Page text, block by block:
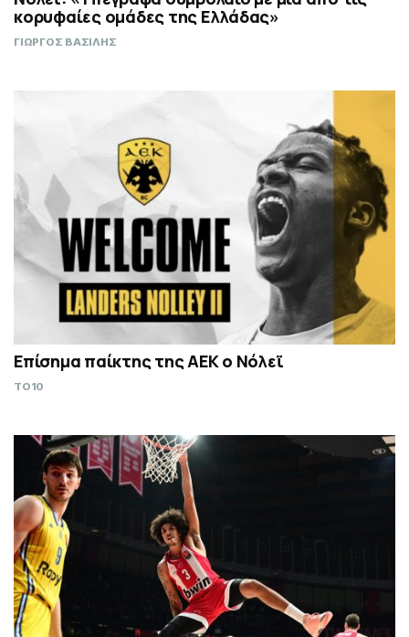
κορυφαίες ομάδες της Ελλάδας»
ΓΙΩΡΓΟΣ ΒΑΣΙΛΗΣ
Επίσημα παίκτης της ΑΕΚ ο Νόλεϊ
TO10